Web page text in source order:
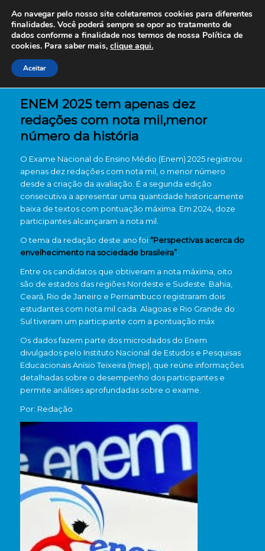
ENEM 2025 tem apenas dez
redações com nota mil,menor
número da história
O Exame Nacional do Ensino Médio (Enem) 2025 registrou
apenas dez redações com nota mil, o menor número
desde a criação da avaliação. É a segunda edição
consecutiva a apresentar uma quantidade historicamente
baixa de textos com pontuação máxima. Em 2024, doze
participantes alcançaram a nota mil.
O tema da redação deste ano foi“Perspectivas acerca do
envelhecimento na sociedade brasileira”.
Entre os candidatos que obtiveram a nota máxima, oito
são de estados das regiões Nordeste e Sudeste. Bahia,
Ceará, Rio de Janeiro e Pernambuco registraram dois
estudantes com nota mil cada. Alagoas e Rio Grande do
Sul tiveram um participante com a pontuação máx
Os dados fazem parte dos microdados do Enem
divulgados pelo Instituto Nacional de Estudos e Pesquisas
Educacionais Anísio Teixeira (Inep), que reúne informações
detalhadas sobre o desempenho dos participantes e
permite análises aprofundadas sobre o exame.
Por: Redação
Ao navegar pelo nosso site coletaremos cookies para diferentes
finalidades. Você poderá sempre se opor ao tratamento de
dados conforme a finalidade nos termos de nossa Política de
cookies. Para saber mais, clique aqui.
Aceitar